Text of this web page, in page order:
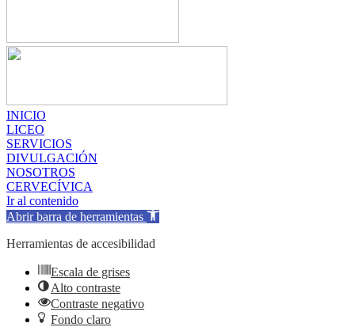
INICIO
LICEO
SERVICIOS
DIVULGACIÓN
NOSOTROS
CERVECÍVICA
Ir al contenido
Abrir barra de herramientas
Herramientas de accesibilidad
Escala de grises
Alto contraste
Contraste negativo
Fondo claro